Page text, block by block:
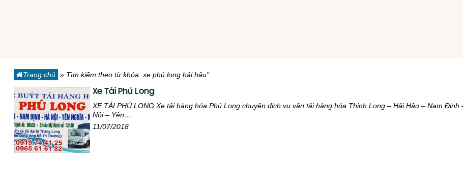
Trang chủ » Tìm kiếm theo từ khóa: xe phú long hải hậu"
Xe Tải Phú Long
XE TẢI PHÚ LONG Xe tải hàng hóa Phú Long chuyên dịch vụ vận tải hàng hóa Thịnh Long – Hải Hậu – Nam Định
Nội – Yên…
11/07/2018